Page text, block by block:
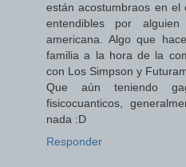
están acostumbraos en
entendibles por
americana. Algo que
familia a la hora de la
con Los Simpson y
Que aún teniendo
fisicocuanticos,
nada :D
Responder